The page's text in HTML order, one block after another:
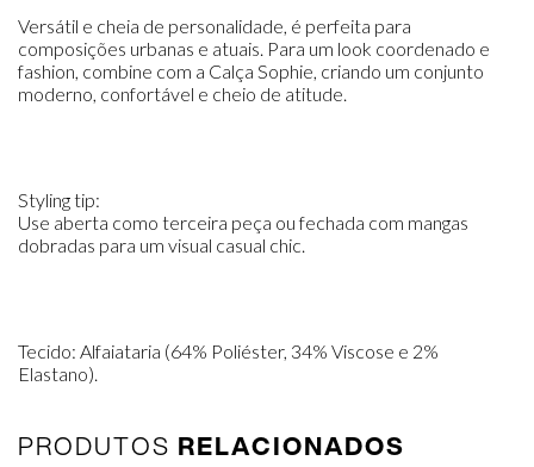
Versátil e cheia de personalidade, é perfeita para
composições urbanas e atuais. Para um look coordenado e
fashion, combine com a Calça Sophie, criando um conjunto
moderno, confortável e cheio de atitude.
Styling tip:
Use aberta como terceira peça ou fechada com mangas
dobradas para um visual casual chic.
Tecido: Alfaiataria (64% Poliéster, 34% Viscose e 2%
Elastano).
PRODUTOS RELACIONADOS